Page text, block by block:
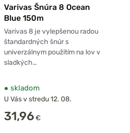
Varivas Šnúra 8 Ocean
Blue 150m
Varivas 8 je vylepšenou radou
štandardných šnúr s
univerzálnym použitím na lov v
sladkých…
● skladom
U Vás v stredu 12. 08.
31,96€